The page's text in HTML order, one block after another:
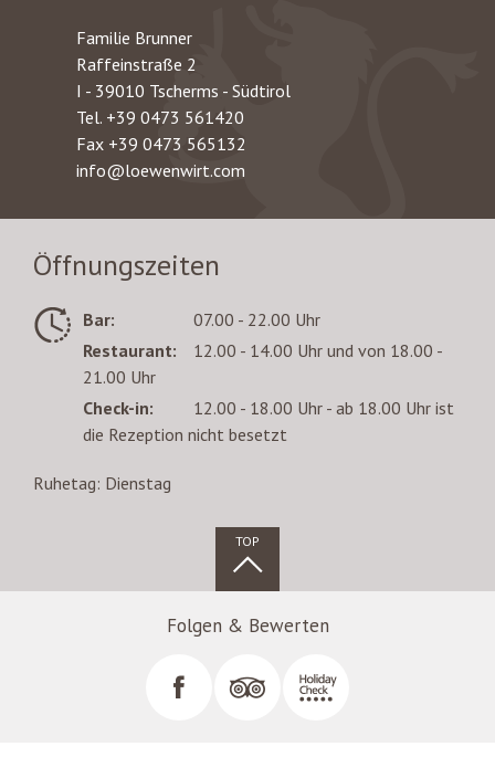
Familie Brunner
Raffeinstraße 2
I - 39010 Tscherms - Südtirol
Tel. +39 0473 561420
Fax +39 0473 565132
info@loewenwirt.com
Öffnungszeiten
Bar:
07.00 - 22.00 Uhr
Restaurant:
12.00 - 14.00 Uhr und von 18.00 -
21.00 Uhr
Check-in:
12.00 - 18.00 Uhr - ab 18.00 Uhr ist
die Rezeption nicht besetzt
Ruhetag: Dienstag
TOP
Folgen & Bewerten